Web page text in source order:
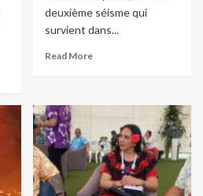
deuxième séisme qui
survient dans...
Read More